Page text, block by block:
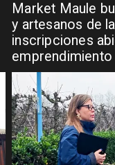
Market Maule
y artesanos de
inscripciones